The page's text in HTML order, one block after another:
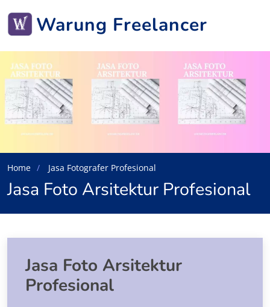
Warung Freelancer
Home Jasa Fotografer Profesional
Jasa Foto Arsitektur Profesional
Jasa Foto Arsitektur
Profesional